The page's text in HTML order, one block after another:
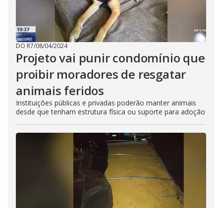
DO R7/08/04/2024
Projeto vai punir condomínio que
proibir moradores de resgatar
animais feridos
Instituições públicas e privadas poderão manter animais
desde que tenham estrutura física ou suporte para adoção